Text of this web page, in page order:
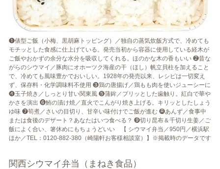
❶俵型ご飯（小梅、黒胡麻トッピング）／独自の蒸気炊飯方式で、冷めても
モチッとした食感に仕上げている。発売当初から容器に使用している経木が
ご飯やおかずの余分な水分を吸収してくれる。ほのかな木の香もいい ❷昔な
がらのシウマイ／豚肉にオホーツク海産の干（ほし）帆立貝柱を加えること
で、冷めても風味豊かでおいしい。1928年の発売以来、レシピは一切変え
ず、保存料・化学調味料不使用 ❸鶏の唐揚げ／鶏もも肉を使いジューシーに
❹玉子焼き／しっとり甘い関東風 ❺蒲鉾／プリッとした歯触り。紅白で華や
かさを演出 ❻鮪の漬け焼／直火でこんがり焼き上げる。キリッとしたしょう
ゆ味 ❼筍煮／さいの目切り、甘辛い味付けでご飯が進む ❽あんず／食事中
または食後のデザート？あなたはいつ食べる？ ❾切り昆布＆千切り生姜／ご
飯によく合い、箸休めにもちょうどいい 【 シウマイ弁当／950円／横浜駅
ほか／TEL：0120-882-380（崎陽軒お客様相談室）】※掲載時のデータです
関西シウマイ弁当（まねき食品）